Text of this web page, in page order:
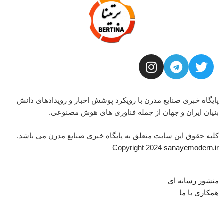
پایگاه خبری صنایع مدرن با رویکرد پوشش اخبار و رویدادهای دانش
بنیان ایران و جهان از جمله فناوری های هوش مصنوعی.
کلیه حقوق این سایت متعلق به پایگاه خبری صنایع مدرن می باشد.
Copyright 2024 sanayemodern.ir
منشور رسانه ای
همکاری با ما